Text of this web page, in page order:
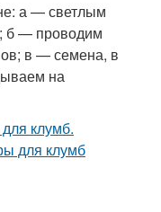
а — светлым
б — проводим
в — семена, в
на